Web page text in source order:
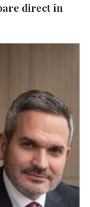
direct în